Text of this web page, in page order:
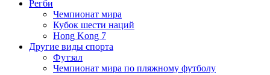
Регби
Чемпионат мира
Кубок шести наций
Hong Kong 7
Другие виды спорта
Футзал
Чемпионат мира по пляжному футболу